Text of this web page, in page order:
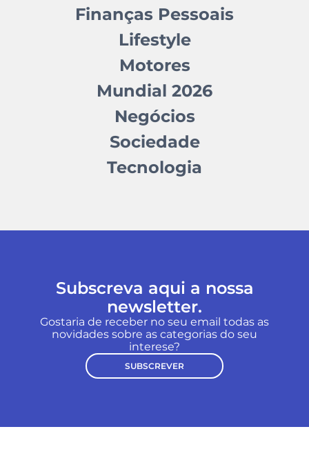
Finanças Pessoais
Lifestyle
Motores
Mundial 2026
Negócios
Sociedade
Tecnologia
Subscreva aqui a nossa
newsletter.
Gostaria de receber no seu email todas as
novidades sobre as categorias do seu
interese?
SUBSCREVER